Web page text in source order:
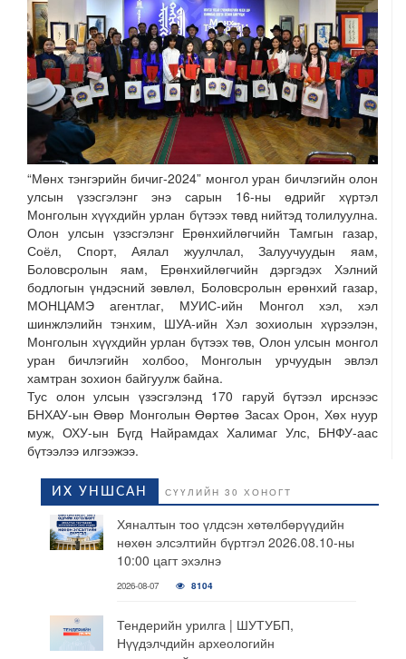
“Мөнх тэнгэрийн бичиг-2024” монгол уран бичлэгийн олон
улсын үзэсгэлэнг энэ сарын 16-ны өдрийг хүртэл
Монголын хүүхдийн урлан бүтээх төвд нийтэд толилуулна.
Олон улсын үзэсгэлэнг Ерөнхийлөгчийн Тамгын газар,
Соёл, Спорт, Аялал жуулчлал, Залуучуудын яам,
Боловсролын яам, Ерөнхийлөгчийн дэргэдэх Хэлний
бодлогын үндэсний зөвлөл, Боловсролын ерөнхий газар,
МОНЦАМЭ агентлаг, МУИС-ийн Монгол хэл, хэл
шинжлэлийн тэнхим, ШУА-ийн Хэл зохиолын хүрээлэн,
Монголын хүүхдийн урлан бүтээх төв, Олон улсын монгол
уран бичлэгийн холбоо, Монголын урчуудын эвлэл
хамтран зохион байгуулж байна.
Тус олон улсын үзэсгэлэнд 170 гаруй бүтээл ирснээс
БНХАУ-ын Өвөр Монголын Өөртөө Засах Орон, Хөх нуур
муж, ОХУ-ын Бүгд Найрамдах Халимаг Улс, БНФУ-аас
бүтээлээ илгээжээ.
ИХ УНШСАН СҮҮЛИЙН 30 ХОНОГТ
Хяналтын тоо үлдсэн хөтөлбөрүүдийн
нөхөн элсэлтийн бүртгэл 2026.08.10-ны
10:00 цагт эхэлнэ
2026-08-07 8104
Тендерийн урилга | ШУТУБП,
Нүүдэлчдийн археологийн